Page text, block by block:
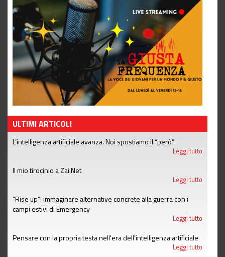
ULTIMI ARTICOLI
L’intelligenza artificiale avanza. Noi spostiamo il “però”
Leggi tutto
Il mio tirocinio a Zai.Net
Leggi tutto
“Rise up”: immaginare alternative concrete alla guerra con i
campi estivi di Emergency
Leggi tutto
Pensare con la propria testa nell'era dell'intelligenza artificiale
Leggi tutto